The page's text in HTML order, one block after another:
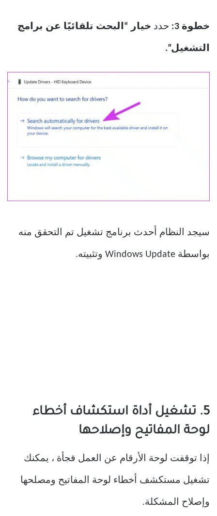
خطوة 3: حدد خيار “البحث تلقائيًا عن برامج
التشغيل”.
سيجد النظام أحدث برنامج تشغيل تم التحقق منه
بواسطة Windows Update وتثبيته.
5. تشغيل أداة استكشاف أخطاء
لوحة المفاتيح وإصلاحها
إذا توقفت لوحة الأرقام عن العمل فجأة ، يمكنك
تشغيل مستكشف أخطاء لوحة المفاتيح ومصلحها
وإصلاح المشكلة.